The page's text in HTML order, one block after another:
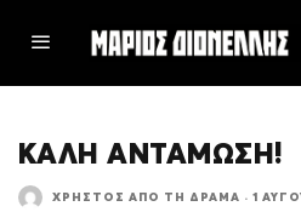
ΚΑΛΉ ΑΝΤΆΜΩΣΗ!
ΧΡΉΣΤΟΣ ΑΠΌ ΤΗ ΔΡΆΜΑ · 1